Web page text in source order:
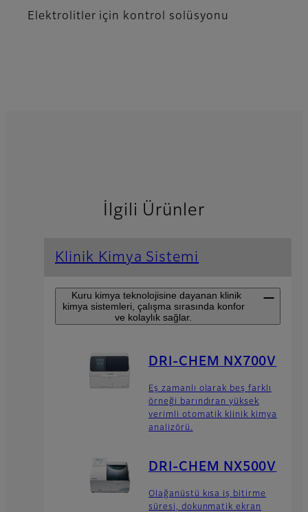
Elektrolitler için kontrol solüsyonu
İlgili Ürünler
Klinik Kimya Sistemi
Kuru kimya teknolojisine dayanan klinik
kimya sistemleri, çalışma sırasında konfor
ve kolaylık sağlar.
DRI-CHEM NX700V
Eş zamanlı olarak beş farklı
örneği barındıran yüksek
verimli otomatik klinik kimya
analizörü.
DRI-CHEM NX500V
Olağanüstü kısa iş bitirme
süresi, dokunmatik ekran